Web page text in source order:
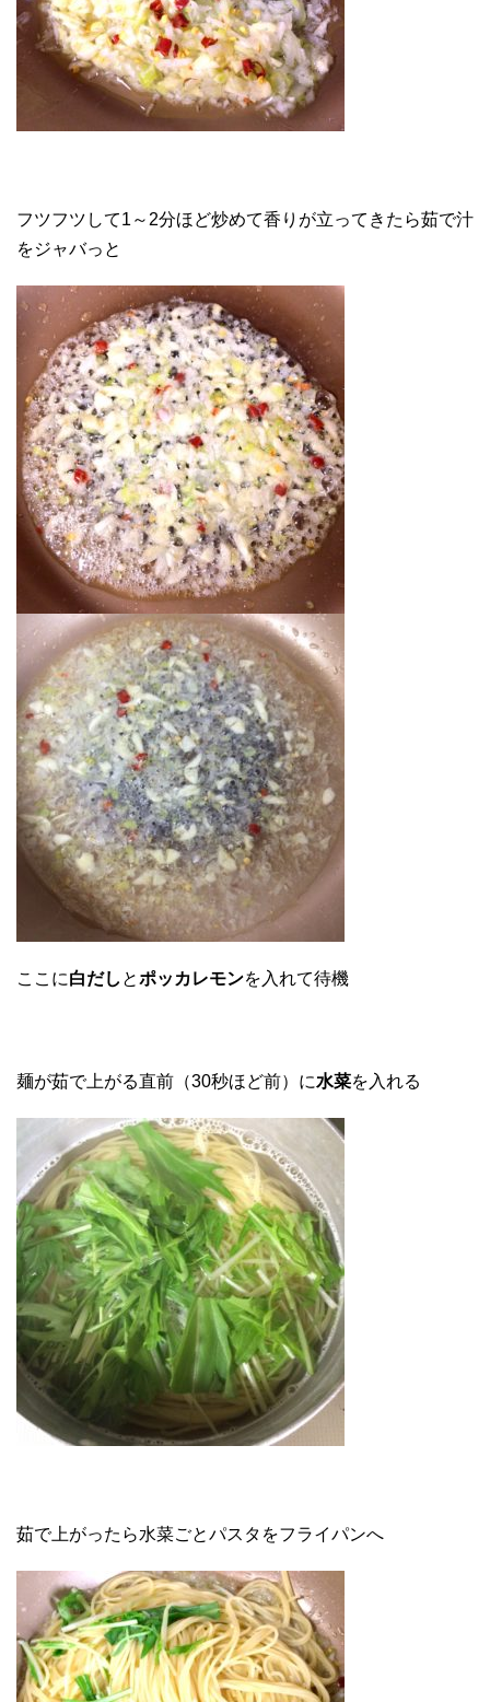
フツフツして1～2分ほど炒めて香りが立ってきたら茹で汁
をジャバっと
ここに白だし とポッカレモンを入れて待機
麺が茹で上がる直前（30秒ほど前）に水菜を入れる
茹で上がったら水菜ごとパスタをフライパンへ